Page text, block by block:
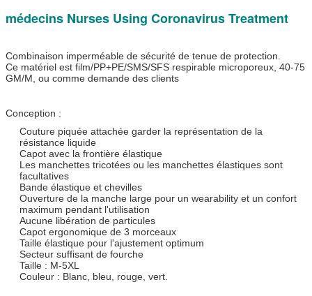
médecins Nurses Using Coronavirus Treatment
Combinaison imperméable de sécurité de tenue de protection.
Ce matériel est film/PP+PE/SMS/SFS respirable microporeux, 40-75
GM/M, ou comme demande des clients
Conception :
Couture piquée attachée garder la représentation de la
résistance liquide
Capot avec la frontière élastique
Les manchettes tricotées ou les manchettes élastiques sont
facultatives
Bande élastique et chevilles
Ouverture de la manche large pour un wearability et un confort
maximum pendant l'utilisation
Aucune libération de particules
Capot ergonomique de 3 morceaux
Taille élastique pour l'ajustement optimum
Secteur suffisant de fourche
Taille : M-5XL
Couleur : Blanc, bleu, rouge, vert.